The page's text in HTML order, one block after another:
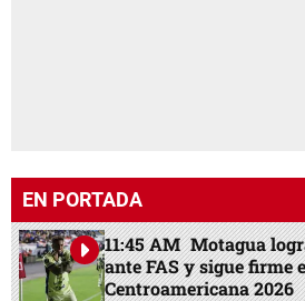
EN PORTADA
11:45 AM Motagua
ante FAS y sigue firme
Centroamericana 2026